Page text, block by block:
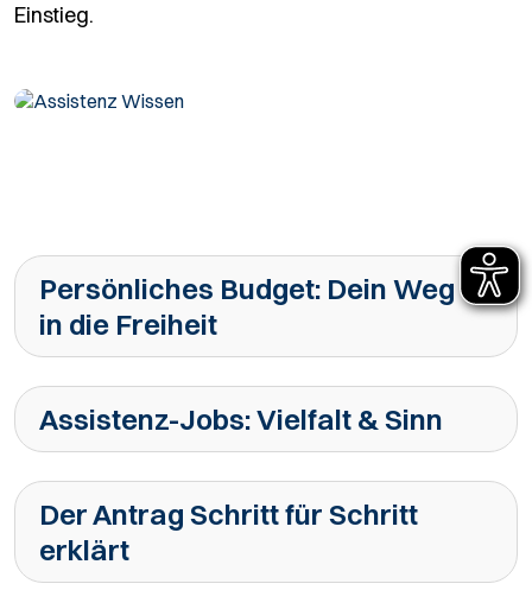
Einstieg.
Persönliches Budget: Dein Weg
in die Freiheit
Assistenz-Jobs: Vielfalt & Sinn
Der Antrag Schritt für Schritt
erklärt